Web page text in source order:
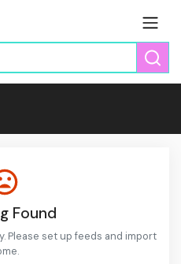
Found
Please set up feeds and import